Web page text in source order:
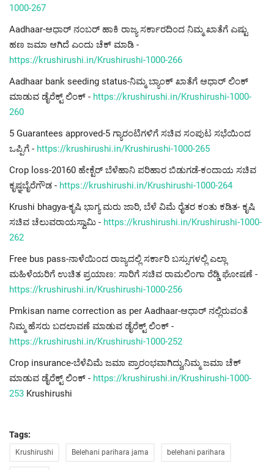
1000-267
Aadhaar-ಆಧಾರ್ ನಂಬರ್ ಹಾಕಿ ರಾಜ್ಯ ಸರ್ಕಾರದಿಂದ ನಿಮ್ಮ ಖಾತೆಗೆ ಎಷ್ಟು
ಹಣ ಜಮಾ ಆಗಿದೆ ಎಂದು ಚೆಕ್ ಮಾಡಿ -
https://krushirushi.in/Krushirushi-1000-266
Aadhaar bank seeding status-ನಿಮ್ಮ ಬ್ಯಾಂಕ್ ಖಾತೆಗೆ ಆಧಾರ್ ಲಿಂಕ್
ಮಾಡುವ ಡೈರೆಕ್ಟ್ ಲಿಂಕ್ - https://krushirushi.in/Krushirushi-1000-
260
5 Guarantees approved-5 ಗ್ಯಾರಂಟಿಗಳಿಗೆ ಸಚಿವ ಸಂಪುಟ ಸಭೆಯಿಂದ
ಒಪ್ಪಿಗೆ - https://krushirushi.in/Krushirushi-1000-265
Crop loss-20160 ಹೇಕ್ಟೆರ್ ಬೆಳೆಹಾನಿ ಪರಿಹಾರ ಬಿಡುಗಡೆ-ಕಂದಾಯ ಸಚಿವ
ಕೃಷ್ಞಬೈರೆಗೌಡ - https://krushirushi.in/Krushirushi-1000-264
Krushi bhagya-ಕೃಷಿ ಭಾಗ್ಯ ಮರು ಜಾರಿ, ಬೆಳೆ ವಿಮೆ ರೈತರ ಕಂತು ಕಡಿತ- ಕೃಷಿ
ಸಚಿವ ಚೆಲುವರಾಯಸ್ವಾಮಿ - https://krushirushi.in/Krushirushi-1000-
262
Free bus pass-ನಾಳೆಯಿಂದ ರಾಜ್ಯದಲ್ಲಿ ಸರ್ಕಾರಿ ಬಸ್ಸುಗಳಲ್ಲಿ ಎಲ್ಲಾ
ಮಹಿಳೆಯರಿಗೆ ಉಚಿತ ಪ್ರಯಾಣ: ಸಾರಿಗೆ ಸಚಿವ ರಾಮಲಿಂಗಾ ರೆಡ್ಡಿ ಘೋಷಣೆ -
https://krushirushi.in/Krushirushi-1000-256
Pmkisan name correction as per Aadhaar-ಆಧಾರ್ ನಲ್ಲಿರುವಂತೆ
ನಿಮ್ಮ ಹೆಸರು ಬದಲಾವಣೆ ಮಾಡುವ ಡೈರೆಕ್ಟ್ ಲಿಂಕ್ -
https://krushirushi.in/Krushirushi-1000-252
Crop insurance-ಬೆಳೆವಿಮೆ ಜಮಾ ಪ್ರಾರಂಭವಾಗಿದ್ದು,ನಿಮ್ಮ ಜಮಾ ಚೆಕ್
ಮಾಡುವ ಡೈರೆಕ್ಟ್ ಲಿಂಕ್ - https://krushirushi.in/Krushirushi-1000-
253 Krushirushi
Tags:
Krushirushi Belehani parihara jama belehani parihara